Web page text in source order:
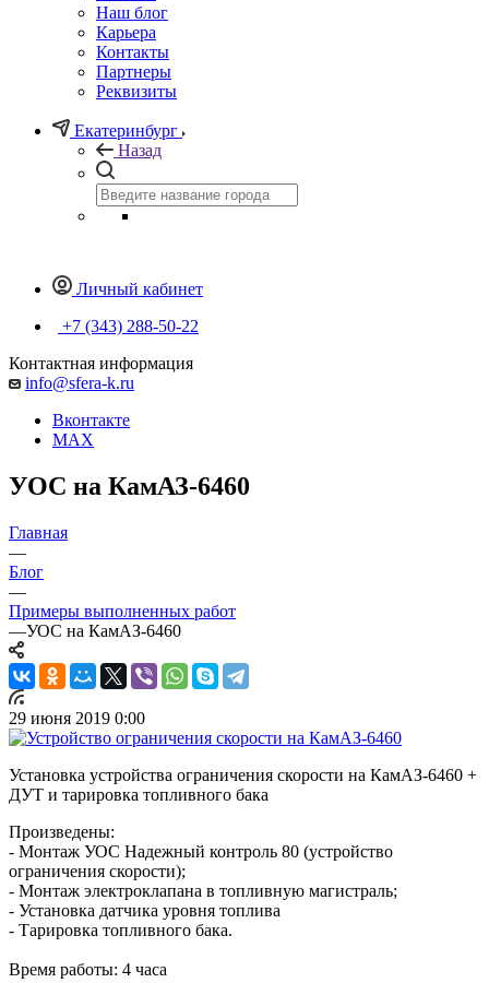
Наш блог
Карьера
Контакты
Партнеры
Реквизиты
Екатеринбург
Назад
Личный кабинет
+7 (343) 288-50-22
Контактная информация
info@sfera-k.ru
Вконтакте
MAX
УОС на КамАЗ-6460
Главная
—
Блог
—
Примеры выполненных работ
—УОС на КамАЗ-6460
29 июня 2019 0:00
Установка устройства ограничения скорости на КамАЗ-6460 +
ДУТ и тарировка топливного бака
Произведены:
- Монтаж УОС Надежный контроль 80 (устройство
ограничения скорости);
- Монтаж электроклапана в топливную магистраль;
- Установка датчика уровня топлива
- Тарировка топливного бака.
Время работы: 4 часа